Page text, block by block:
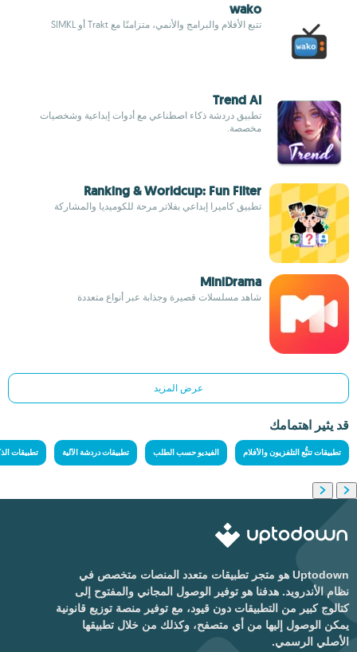
wako
تتبع الأفلام والبرامج والأنمي، متزامنًا مع Trakt أو SIMKL
Trend AI
تطبيق دردشة ذكاء اصطناعي مع أدوات إبداعية وشخصيات
مخصصة.
Ranking & Worldcup: Fun Filter
تطبيق كاميرا إبداعي بفلاتر مرحة للكوميديا والمشاركة
MiniDrama
شاهد مسلسلات قصيرة وجذابة عبر أنواع متعددة
عرض المزيد
قد يثير اهتمامك
تطبيقات تتبُّع التلفزيون والأفلام الفيديو حسب الطلب تطبيقات دردشة الآلية تطبيقات
Uptodown هو متجر تطبيقات متعدد المنصات متخصص في
نظام الأندرويد. هدفنا هو توفير الوصول المجاني والمفتوح إلى
كتالوج كبير من التطبيقات دون قيود، مع توفير منصة توزيع قانونية
يمكن الوصول إليها من أي متصفح، وكذلك من خلال تطبيقها
الأصلي الرسمي.